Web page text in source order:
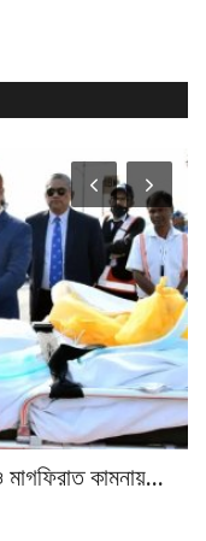
মাগফিরাত কামনায়...